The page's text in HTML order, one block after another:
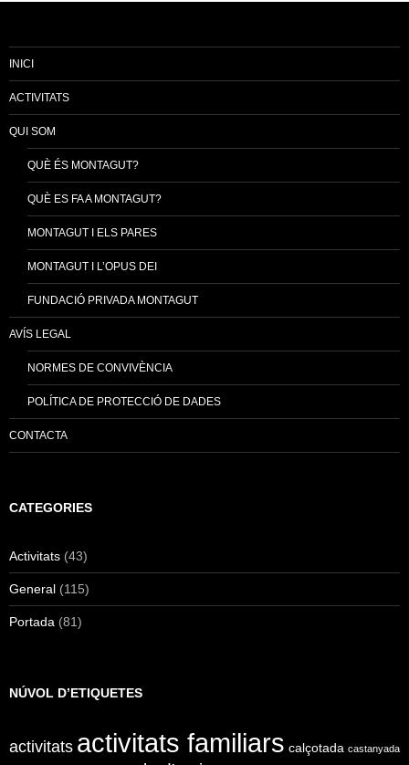
INICI
ACTIVITATS
QUI SOM
QUÈ ÉS MONTAGUT?
QUÈ ES FA A MONTAGUT?
MONTAGUT I ELS PARES
MONTAGUT I L’OPUS DEI
FUNDACIÓ PRIVADA MONTAGUT
AVÍS LEGAL
NORMES DE CONVIVÈNCIA
POLÍTICA DE PROTECCIÓ DE DADES
CONTACTA
CATEGORIES
Activitats (43)
General (115)
Portada (81)
NÚVOL D’ETIQUETES
activitats activitats familiars calçotada castanyada